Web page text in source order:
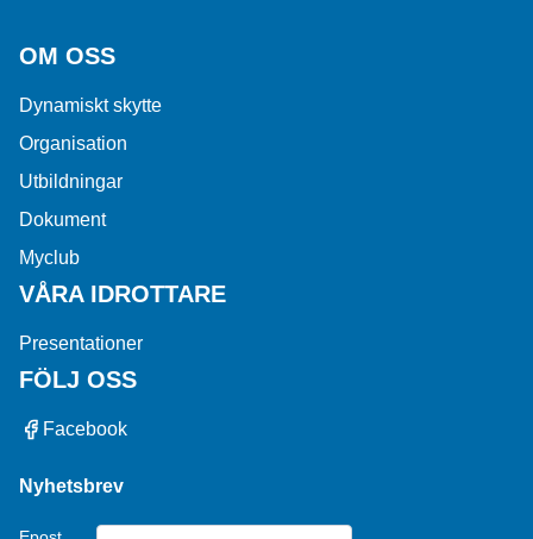
OM OSS
Dynamiskt skytte
Organisation
Utbildningar
Dokument
Myclub
VÅRA IDROTTARE
Presentationer
FÖLJ OSS
Facebook
Nyhetsbrev